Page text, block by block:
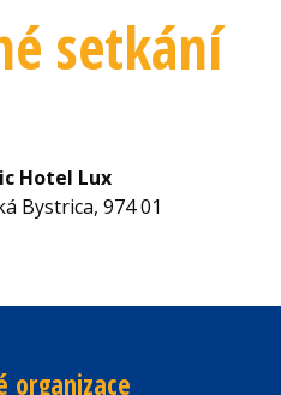
setkání
Hotel Lux
Bystrica, 974 01
organizace